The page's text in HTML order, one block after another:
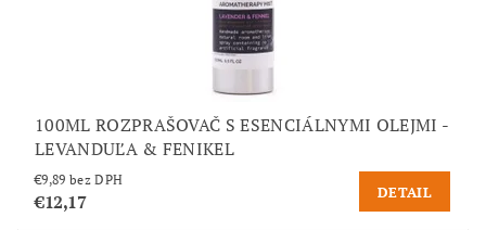
100ML ROZPRAŠOVAČ S ESENCIÁLNYMI OLEJMI -
LEVANDUĽA & FENIKEL
€9,89 bez DPH
€12,17 DETAIL